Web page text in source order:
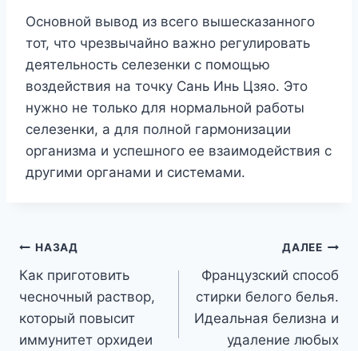
Основной вывод из всего вышесказанного
тот, что чрезвычайно важно регулировать
деятельность селезенки с помощью
воздействия на точку Сань Инь Цзяо. Это
нужно не только для нормальной работы
селезенки, а для полной гармонизации
организма и успешного ее взаимодействия с
другими органами и системами.
Навигация
по
записям
НАЗАД
Как приготовить
чесночный раствор,
который повысит
иммунитет орхидеи
ДАЛЕЕ
Французский способ
стирки белого белья.
Идеальная белизна и
удаление любых